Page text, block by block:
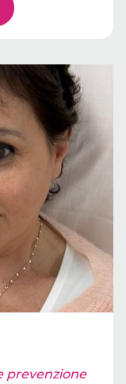
prevenzione